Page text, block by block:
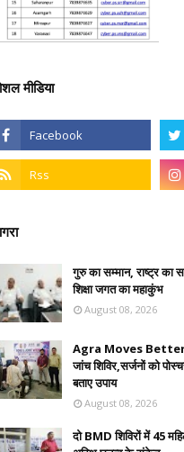
मीडिया
गुरु का सम्मान, राष्ट्र का
शिक्षा जगत का महाकुंभ
August 08, 2026
Agra Moves Better-
जांच शिविर,सर्जनों को
बताए उपाय
August 08, 2026
दो BMD शिविरों में 45